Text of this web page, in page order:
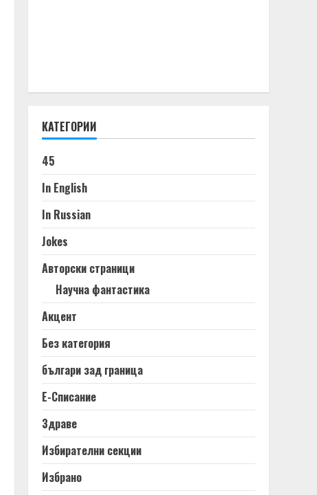
КАТЕГОРИИ
45
In English
In Russian
Jokes
Авторски страници
Научна фантастика
Акцент
Без категория
българи зад граница
Е-Списание
Здраве
Избирателни секции
Избрано